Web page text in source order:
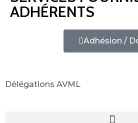
ADHÉRENTS
Adhésion /
Délégations AVML